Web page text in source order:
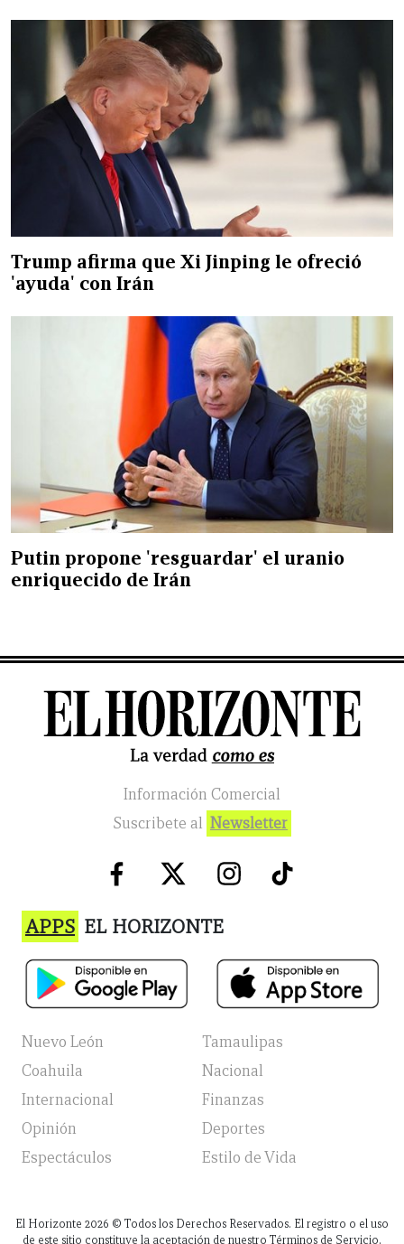
Trump afirma que Xi Jinping le ofreció
'ayuda' con Irán
Putin propone 'resguardar' el uranio
enriquecido de Irán
Información Comercial
Suscribete al Newsletter
APPS EL HORIZONTE
Nuevo León
Tamaulipas
Coahuila
Nacional
Internacional
Finanzas
Opinión
Deportes
Espectáculos
Estilo de Vida
El Horizonte 2026 © Todos los Derechos Reservados. El registro o el uso
de este sitio constituye la aceptación de nuestro Términos de Servicio,